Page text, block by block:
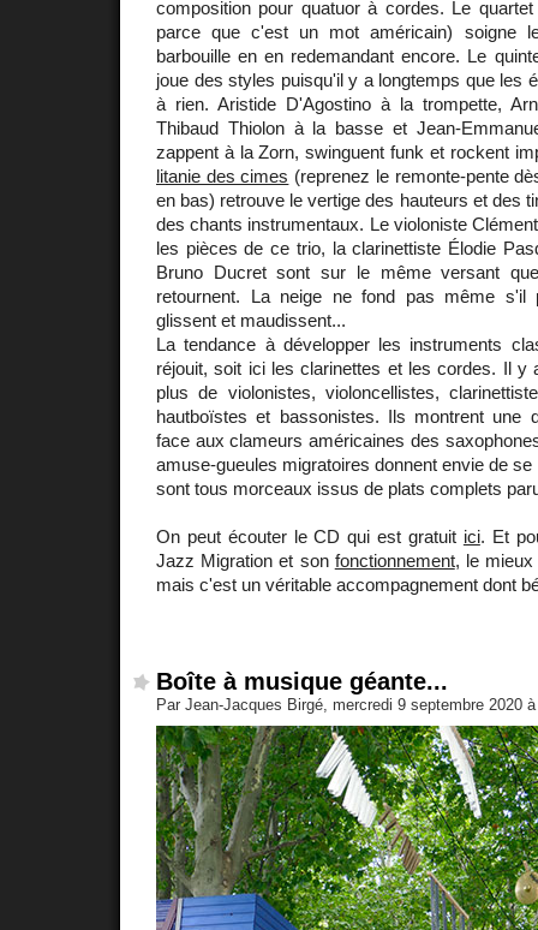
composition pour quatuor à cordes. Le
parce que c'est un mot américain) soigne
barbouille en en redemandant encore. Le
joue des styles puisqu'il y a longtemps que les
à rien. Aristide D'Agostino à la trompette,
Thibaud Thiolon à la basse et Jean-
zappent à la Zorn, swinguent funk et rockent
litanie des cimes (reprenez le remonte-pente
en bas) retrouve le vertige des hauteurs et des
des chants instrumentaux. Le violoniste
les pièces de ce trio, la clarinettiste Élodie
Bruno Ducret sont sur le même versant
retournent. La neige ne fond pas même s'il
glissent et maudissent...
La tendance à développer les instruments
réjouit, soit ici les clarinettes et les cordes. Il y
plus de violonistes, violoncellistes,
hautboïstes et bassonistes. Ils montrent une
face aux clameurs américaines des
amuse-gueules migratoires donnent envie de
sont tous morceaux issus de plats complets
On peut écouter le CD qui est gratuit ici. Et
Jazz Migration et son fonctionnement, le mieux
mais c'est un véritable accompagnement dont
Boîte à musique géante...
Par Jean-Jacques Birgé, mercredi 9 septembre 2020